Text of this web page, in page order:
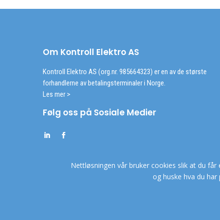
Om Kontroll Elektro AS
Kontroll Elektro AS (org.nr. 985664323) er en av de største
forhandlerne av betalingsterminaler i Norge.
Les mer >
Følg oss på Sosiale Medier
Nettløsningen vår bruker cookies slik at du
og huske hva du